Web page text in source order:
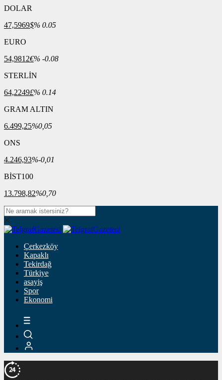
DOLAR
47,5969$% 0.05
EURO
54,9812€% -0.08
STERLİN
64,2249£% 0.14
GRAM ALTIN
6.499,25%0,05
ONS
4.246,93%-0,01
BİST100
13.798,82%0,70
Çerkezköy
Kapaklı
Tekirdağ
Türkiye
asayiş
Spor
Ekonomi